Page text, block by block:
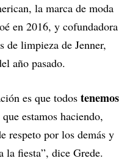
la marca de moda
en 2016, y cofundadora
de limpieza de Jenner,
año pasado.
es que todos tenemos
estamos haciendo,
respeto por los demás y
la fiesta”, dice Grede.